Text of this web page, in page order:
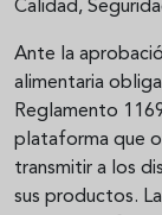
Calidad,
Ante la
alimentaria
Reglamento
plataforma que
transmitir a los
sus productos.